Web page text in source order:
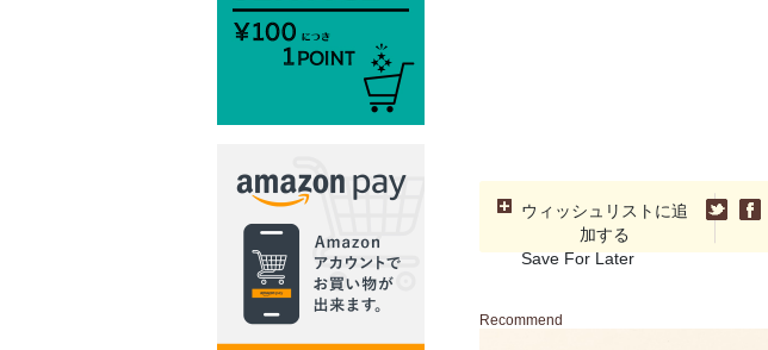
ウィッシュリストに追
加する
Save For Later
Recommend